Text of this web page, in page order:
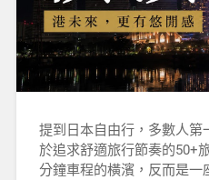
提到日本自由行，多數人第
於追求舒適旅行節奏的50+
分鐘車程的橫濱，反而是一